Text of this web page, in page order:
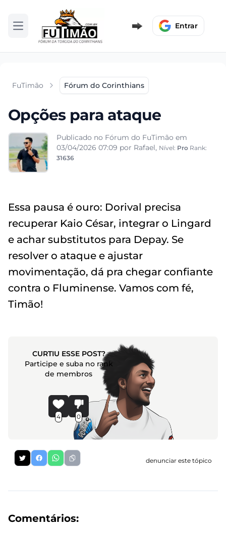
Abrir menu Entrar
FuTimão Fórum do Corinthians
Opções para ataque
Publicado no Fórum do FuTimão em
03/04/2026 07:09 por Rafael, Nível: Pro Rank:
31636
Essa pausa é ouro: Dorival precisa
recuperar Kaio César, integrar o Lingard
e achar substitutos para Depay. Se
resolver o ataque e ajustar
movimentação, dá pra chegar confiante
contra o Fluminense. Vamos com fé,
Timão!
CURTIU ESSE POST?
Participe e suba no rank
de membros
4 0
denunciar este tópico
Comentários: